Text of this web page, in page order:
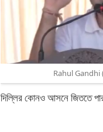
Rahul
দিল্লির কোনও আসনে জিততে